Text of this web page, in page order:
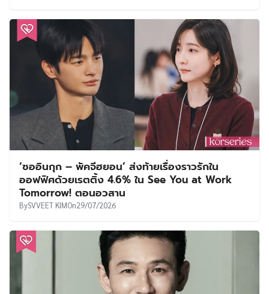
‘ซออินกุก – พัคจีฮยอน’ ส่งท้ายเรื่องราวรักใน
ออฟฟิศด้วยเรตติ้ง 4.6% ใน See You at Work
Tomorrow! ตอนอวสาน
BySVVEET KIMOn29/07/2026